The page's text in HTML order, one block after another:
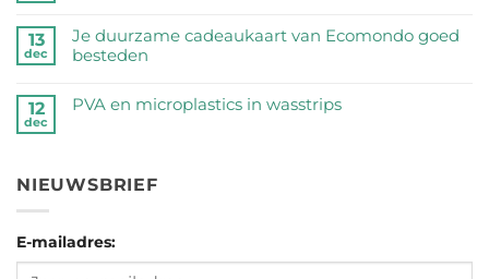
zetten
de
op
een
half
miljoen
peuken
op
2026
op
Magic
=
Wonderlijk
13
dec
Je duurzame cadeaukaart van Ecomondo goed
besteden
reacties
cadeaukaart
van
goed
besteden
12
dec
PVA en microplastics in wasstrips
PVA
in
wasstrips
NIEUWSBRIEF
E-mailadres: